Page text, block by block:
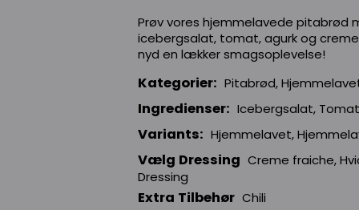
Prøv vores hjemmelavede pitabrød
icebergsalat, tomat, agurk og
nyd en lækker smagsoplevelse!
Kategorier: Pitabrød,
Ingredienser: Icebergsalat,
Variants: Hjemmelavet,
Vælg Dressing Creme fraiche,
Dressing
Extra Tilbehør Chili